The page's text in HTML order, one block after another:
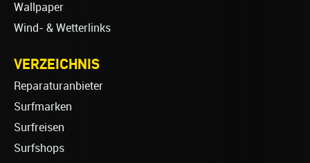
Wallpaper
Wind- & Wetterlinks
VERZEICHNIS
Reparaturanbieter
Surfmarken
Surfreisen
Surfshops